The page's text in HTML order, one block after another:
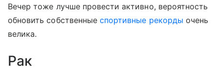
Вечер тоже лучше провести активно, вероятность
обновить собственныеспортивные рекорды очень
велика.
Рак